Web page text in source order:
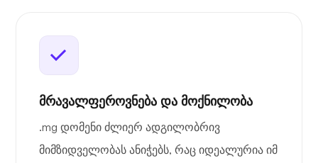
მრავალფეროვნება და მოქნილობა
.mg დომენი ძლიერ ადგილობრივ
მიმზიდველობას ანიჭებს, რაც იდეალურია იმ